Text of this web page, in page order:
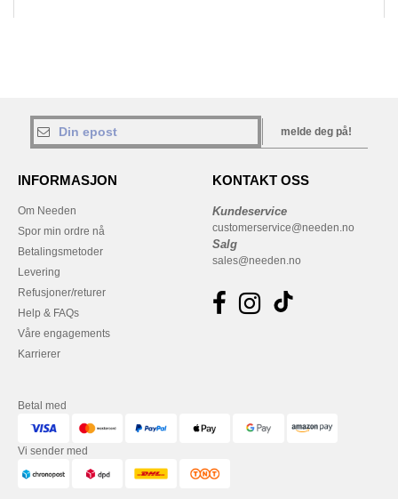
melde deg på!
INFORMASJON
Om Needen
Spor min ordre nå
Betalingsmetoder
Levering
Refusjoner/returer
Help & FAQs
Våre engagements
Karrierer
KONTAKT OSS
Kundeservice
customerservice@needen.no
Salg
sales@needen.no
Betal med
Vi sender med